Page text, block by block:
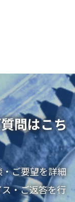
問はこち
ご要望を詳細
・ご返答を行